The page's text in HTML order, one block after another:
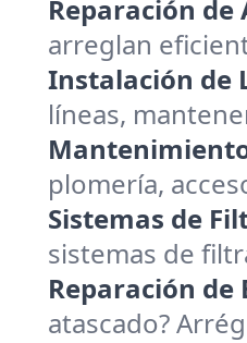
Reparación de
arreglan
Instalación de
líneas,
plomería,
Sistemas de
sistemas de
Reparación de
atascado?